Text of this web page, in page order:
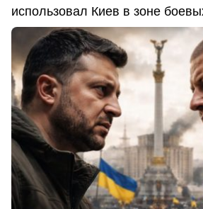
использовал Киев в зоне